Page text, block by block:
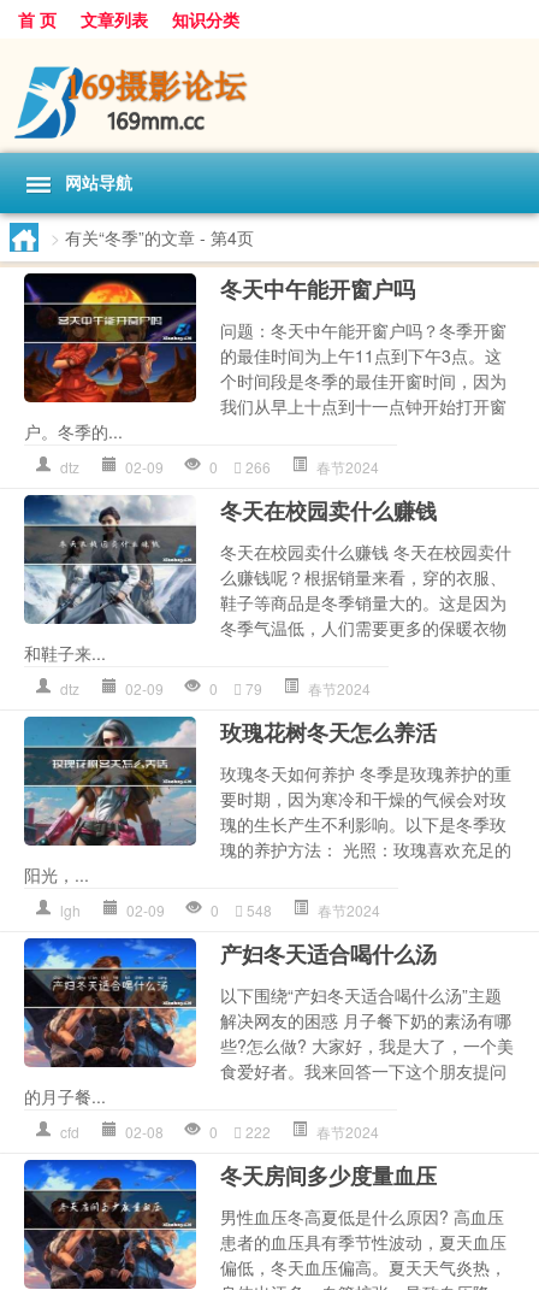
首 页 文章列表 知识分类
网站导航
> 有关“冬季”的文章 - 第4页
冬天中午能开窗户吗
问题：冬天中午能开窗户吗？冬季开窗
的最佳时间为上午11点到下午3点。这
个时间段是冬季的最佳开窗时间，因为
我们从早上十点到十一点钟开始打开窗
户。冬季的...
dtz 02-09 0 266 春节2024
冬天在校园卖什么赚钱
冬天在校园卖什么赚钱 冬天在校园卖什
么赚钱呢？根据销量来看，穿的衣服、
鞋子等商品是冬季销量大的。这是因为
冬季气温低，人们需要更多的保暖衣物
和鞋子来...
dtz 02-09 0 79 春节2024
玫瑰花树冬天怎么养活
玫瑰冬天如何养护 冬季是玫瑰养护的重
要时期，因为寒冷和干燥的气候会对玫
瑰的生长产生不利影响。以下是冬季玫
瑰的养护方法： 光照：玫瑰喜欢充足的
阳光，...
lgh 02-09 0 548 春节2024
产妇冬天适合喝什么汤
以下围绕“产妇冬天适合喝什么汤”主题
解决网友的困惑 月子餐下奶的素汤有哪
些?怎么做? 大家好，我是大了，一个美
食爱好者。我来回答一下这个朋友提问
的月子餐...
cfd 02-08 0 222 春节2024
冬天房间多少度量血压
男性血压冬高夏低是什么原因? 高血压
患者的血压具有季节性波动，夏天血压
偏低，冬天血压偏高。夏天天气炎热，